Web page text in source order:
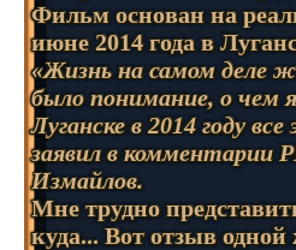
Фильм основан на
июне 2014 года в
«Жизнь на самом деле
было понимание, о чем
Луганске в 2014 году
заявил в
Измайлов.
Мне трудно
куда... Вот отзыв